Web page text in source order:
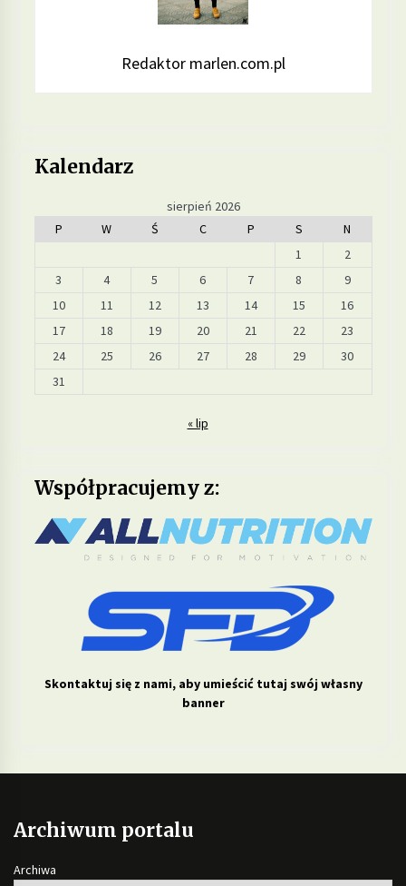
Redaktor marlen.com.pl
Kalendarz
sierpień 2026
P
W Ś C P S
N
1
2
3
4 5 6 7 8
9
10
11 12 13 14 15
16
17
18 19 20 21 22
23
24
25 26 27 28 29
30
31
« lip
Współpracujemy z:
Skontaktuj się z nami, aby umieścić tutaj swój własny
banner
Archiwum portalu
Archiwa